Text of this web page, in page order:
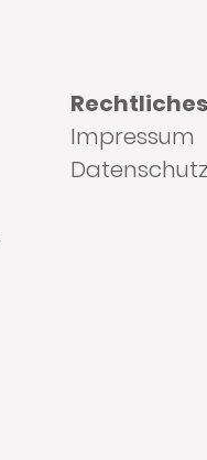
Rechtliches
Impressum
Datenschutz